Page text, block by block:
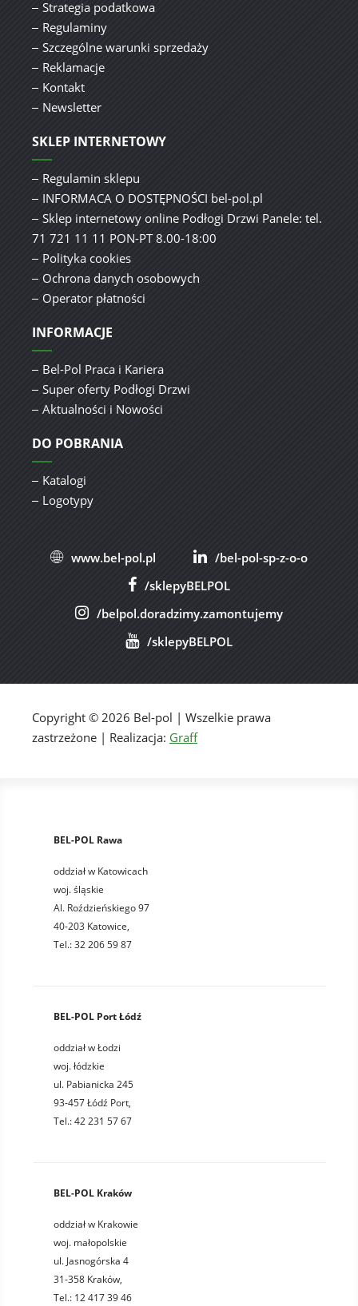
Strategia podatkowa
Regulaminy
Szczególne warunki sprzedaży
Reklamacje
Kontakt
Newsletter
SKLEP INTERNETOWY
Regulamin sklepu
INFORMACA O DOSTĘPNOŚCI bel-pol.pl
Sklep internetowy online Podłogi Drzwi Panele: tel.
71 721 11 11 PON-PT 8.00-18:00
Polityka cookies
Ochrona danych osobowych
Operator płatności
INFORMACJE
Bel-Pol Praca i Kariera
Super oferty Podłogi Drzwi
Aktualności i Nowości
DO POBRANIA
Katalogi
Logotypy
www.bel-pol.pl
/bel-pol-sp-z-o-o
/sklepyBELPOL
/belpol.doradzimy.zamontujemy
/sklepyBELPOL
Copyright © 2026 Bel-pol | Wszelkie prawa
zastrzeżone | Realizacja: Graff
BEL-POL Rawa
oddział w Katowicach
woj. śląskie
Al. Roździeńskiego 97
40-203 Katowice,
Tel.: 32 206 59 87
BEL-POL Port Łódź
oddział w Łodzi
woj. łódzkie
ul. Pabianicka 245
93-457 Łódź Port,
Tel.: 42 231 57 67
BEL-POL Kraków
oddział w Krakowie
woj. małopolskie
ul. Jasnogórska 4
31-358 Kraków,
Tel.: 12 417 39 46